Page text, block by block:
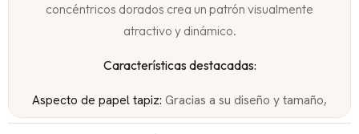
concéntricos dorados crea un patrón visualmente
atractivo y dinámico.
Características destacadas:
Aspecto de papel tapiz: Gracias a su diseño y tamaño,
este vinilo puede cubrir una pared completa, dando la